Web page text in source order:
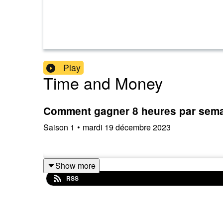
Play
Time and Money
Comment gagner 8 heures par
Saison 1 • mardi 19 décembre 2023
Show more
RSS